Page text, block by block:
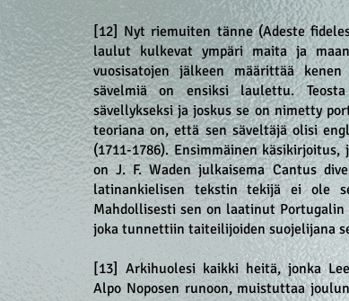
[12] Nyt riemuiten tänne (Adeste
laulut kulkevat ympäri maita ja
vuosisatojen jälkeen määrittää
sävelmiä on ensiksi laulettu.
sävellykseksi ja joskus se on nimetty
teoriana on, että sen säveltäjä olisi
(1711-1786). Ensimmäinen
on J. F. Waden julkaisema Cantus
latinankielisen tekstin tekijä ei ole
Mahdollisesti sen on laatinut Portugalin
joka tunnettiin taiteilijoiden suojelijana
[13] Arkihuolesi kaikki heitä, jonka
Alpo Noposen runoon, muistuttaa